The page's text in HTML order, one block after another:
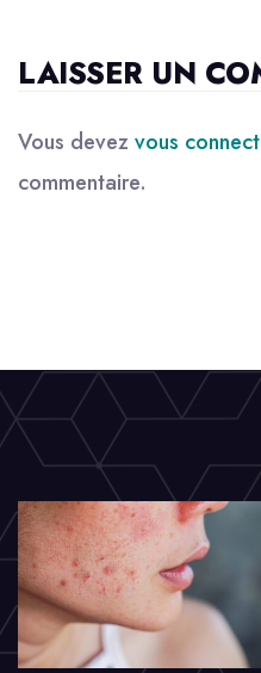
LAISSER UN
Vous devez vous
commentaire.